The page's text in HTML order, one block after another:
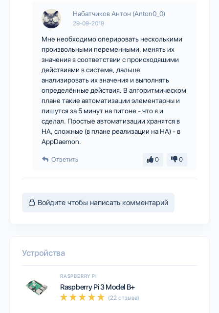
Набатчиков Антон (Anton0_0)
29-09-2019
Мне необходимо оперировать несколькими
произвольными переменными, менять их
значения в соответствии с происходящими
действиями в системе, дальше
анализировать их значения и выполнять
определённые действия. В алгоритмическом
плане такие автоматизации элементарны и
пишутся за 5 минут на питоне - что я и
сделал. Простые автоматизации хранятся в
HA, сложные (в плане реализации на HA) - в
AppDaemon.
Ответить 0 0
Войдите чтобы написать комментарий
Устройства
RASPBERRY PI
Raspberry Pi 3 Model B+
(22 отзыва)